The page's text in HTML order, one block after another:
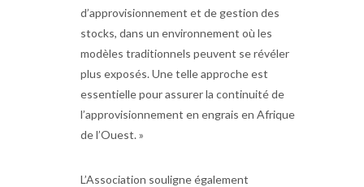
d’approvisionnement et de gestion des
stocks, dans un environnement où les
modèles traditionnels peuvent se révéler
plus exposés. Une telle approche est
essentielle pour assurer la continuité de
l’approvisionnement en engrais en Afrique
de l’Ouest. »
L’Association souligne également